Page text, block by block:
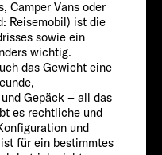
Camper Vans oder
Reisemobil) ist die
sowie ein
wichtig.
das Gewicht eine
Gepäck – all das
es rechtliche und
und
für ein bestimmtes